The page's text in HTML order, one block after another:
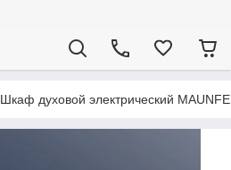
Шкаф духовой электрический